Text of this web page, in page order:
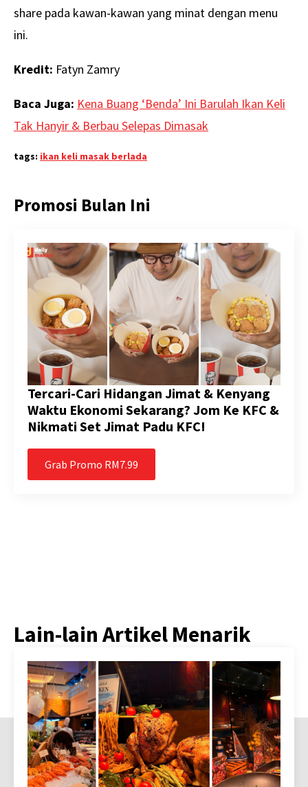
share pada kawan-kawan yang minat dengan menu
ini.
Kredit: Fatyn Zamry
Baca Juga: Kena Buang ‘Benda’ Ini Barulah Ikan Keli
Tak Hanyir & Berbau Selepas Dimasak
tags: ikan keli masak berlada
Promosi Bulan Ini
Tercari-Cari Hidangan Jimat & Kenyang
Waktu Ekonomi Sekarang? Jom Ke KFC &
Nikmati Set Jimat Padu KFC!
Grab Promo RM7.99
Lain-lain Artikel Menarik